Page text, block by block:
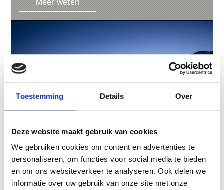
Toestemming Details Over
Deze website maakt gebruik van cookies
We gebruiken cookies om content en advertenties te
personaliseren, om functies voor social media te bieden
en om ons websiteverkeer te analyseren. Ook delen we
informatie over uw gebruik van onze site met onze
Meer weten